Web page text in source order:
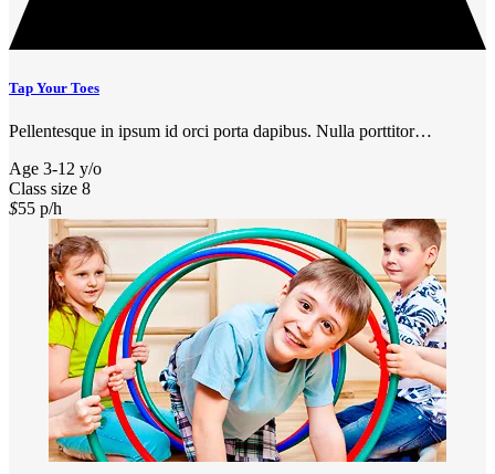
Tap Your Toes
Pellentesque in ipsum id orci porta dapibus. Nulla porttitor…
Age 3-12 y/o
Class size 8
$55 p/h